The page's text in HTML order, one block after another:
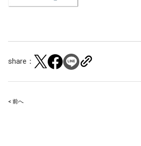
share：
Post
< 前へ